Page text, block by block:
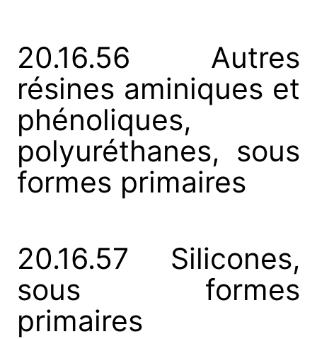
20.16.56 Autres
résines aminiques et
phénoliques,
polyuréthanes, sous
formes primaires
20.16.57 Silicones,
sous formes
primaires